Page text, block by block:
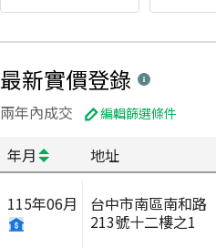
最新實價登錄
兩年內成交 編輯篩選條件
年月 地址
115年06月
台中市南區南和路
213號十二樓之1